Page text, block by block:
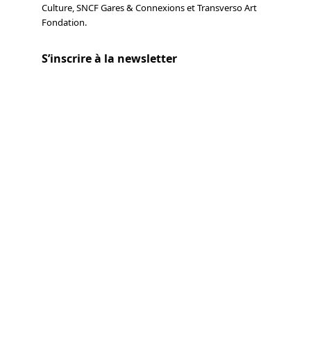
Culture, SNCF Gares & Connexions et Transverso Art
Fondation.
S’inscrire à la newsletter